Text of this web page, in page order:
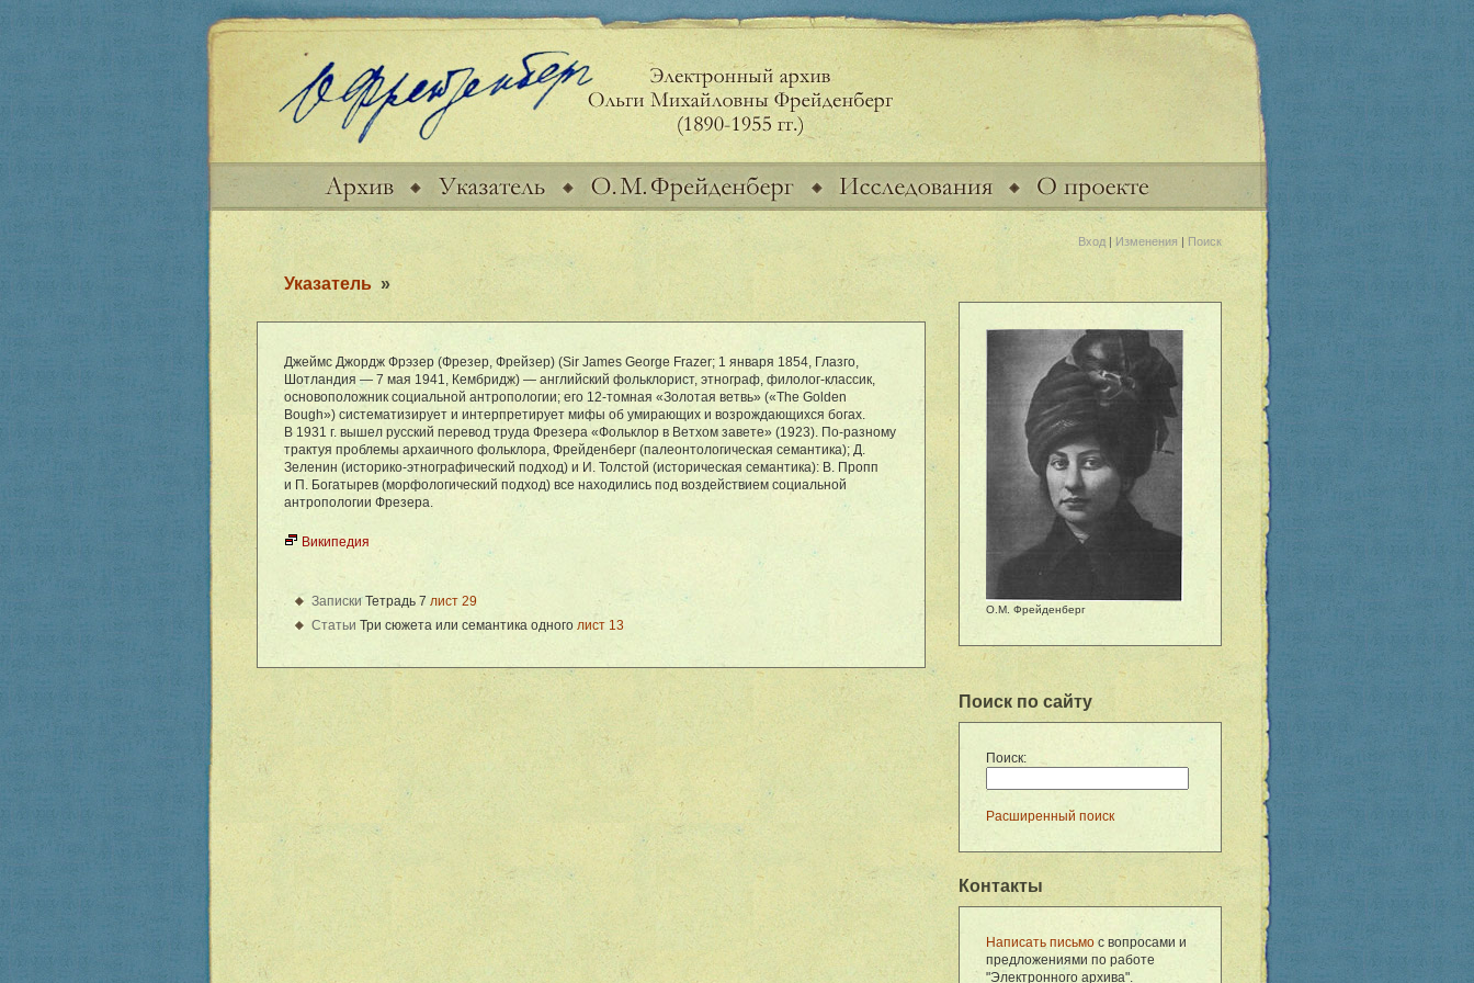
Указатель»
Джеймс Джордж Фрэзер (Фрезер, Фрейзер) (Sir James George Frazer; 1 января 1854, Глазго,
Шотландия — 7 мая 1941, Кембридж) — английский фольклорист, этнограф, филолог-классик,
основоположник социальной антропологии; его 12-томная «Золотая ветвь» («The Golden
Bough») систематизирует и интерпретирует мифы об умирающих и возрождающихся богах.
В 1931 г. вышел русский перевод труда Фрезера «Фольклор в Ветхом завете» (1923). По-разному
трактуя проблемы архаичного фольклора, Фрейденберг (палеонтологическая семантика); Д.
Зеленин (историко-этнографический подход) и И. Толстой (историческая семантика): В. Пропп
и П. Богатырев (морфологический подход) все находились под воздействием социальной
антропологии Фрезера.
Википедия
ЗапискиТетрадь 7 лист 29
Статьи Три сюжета или семантика одного лист 13
Вход| Изменения | Поиск
О.М. Фрейденберг
Поиск по сайту
Поиск:
Расширенный поиск
Контакты
Написать письмос вопросами и
предложениями по работе
"Электронного архива".